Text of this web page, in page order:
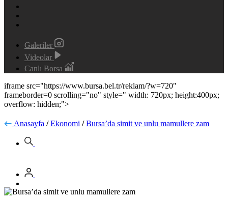
Galeriler
Videolar
Canlı Borsa
iframe src="https://www.bursa.bel.tr/reklam/?w=720"
frameborder=0 scrolling="no" style=" width: 720px; height:400px;
overflow: hidden;">
Anasayfa / Ekonomi / Bursa’da simit ve unlu mamullere zam